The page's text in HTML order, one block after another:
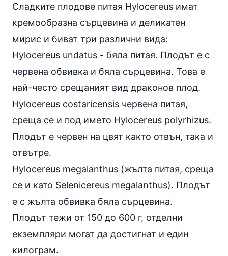
Сладките плодове питая Hylocereus имат
кремообразна сърцевина и деликатен
мирис и биват три различни вида:
Hylocereus undatus - бяла питая. Плодът е с
червена обвивка и бяла сърцевина. Това е
най-често срещаният вид драконов плод.
Hylocereus costaricensis червена питая,
среща се и под името Hylocereus polyrhizus.
Плодът е червен на цвят както отвън, така и
отвътре.
Hylocereus megalanthus (жълта питая, среща
се и като Selenicereus megalanthus). Плодът
е с жълта обвивка бяла сърцевина.
Плодът тежи от 150 до 600 г, отделни
екземпляри могат да достигнат и един
килограм.